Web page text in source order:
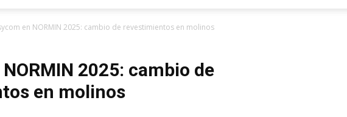
en NORMIN 2025: cambio de revestimientos en molinos
2025: cambio de
en molinos